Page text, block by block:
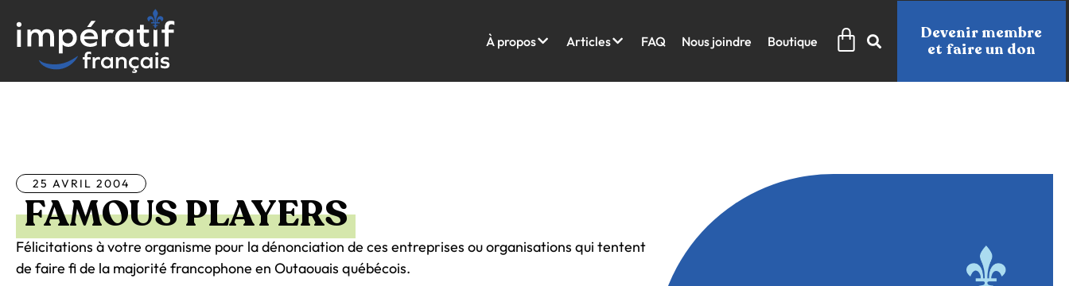
contenu
À propos Articles FAQ Nous joindre Boutique Panier
Devenir membre
et faire un don
25 AVRIL 2004
FAMOUS PLAYERS
Félicitations à votre organisme pour la dénonciation de ces entreprises ou organisations qui tentent
de faire fi de la majorité francophone en Outaouais québécois.